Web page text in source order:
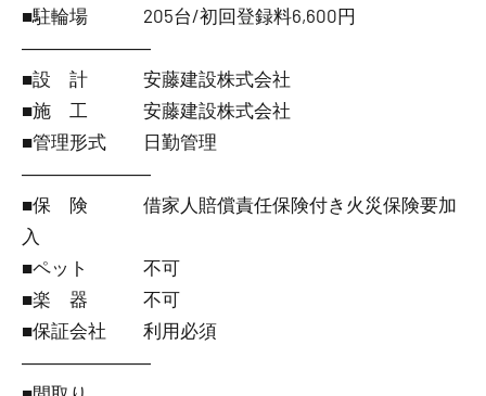
■駐輪場 205台/初回登録料6,600円
―――――――
■設 計 安藤建設株式会社
■施 工 安藤建設株式会社
■管理形式 日勤管理
―――――――
■保 険 借家人賠償責任保険付き火災保険要加
入
■ペット 不可
■楽 器 不可
■保証会社 利用必須
―――――――